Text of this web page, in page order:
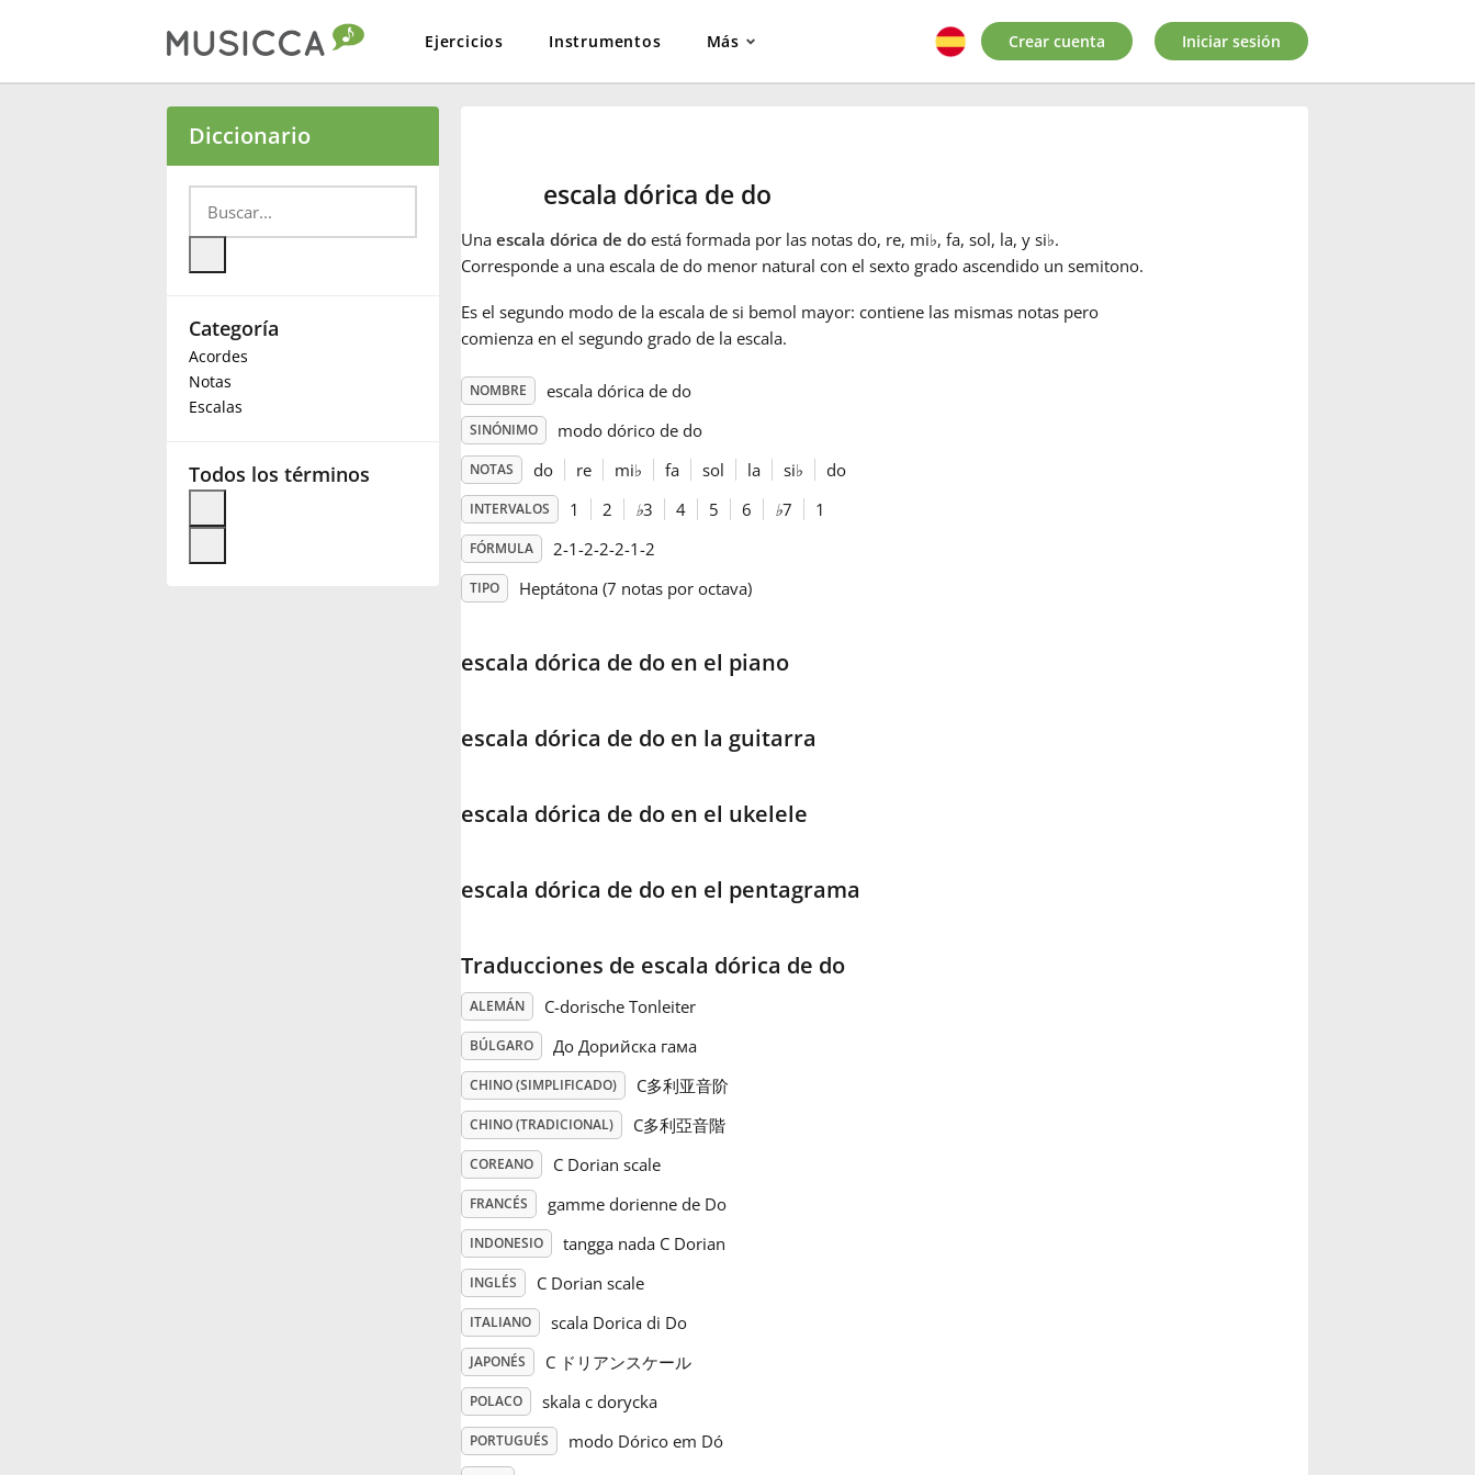
Ejercicios Instrumentos Más
Български
Deutsch
Español
Français
Crear cuenta Iniciar sesión
Diccionario
Categoría
Acordes
Notas
Escalas
Todos los términos
escala dórica de do
Una escala dórica de doestá formada por las notas do, re, mi♭, fa, sol, la, y si♭.
Corresponde a una escala de do menor natural con el sexto grado ascendido un semitono.
Es el segundo modo de la escala de si bemol mayor: contiene las mismas notas pero
comienza en el segundo grado de la escala.
NOMBRE escala dórica de do
SINÓNIMO modo dórico de do
NOTAS do re mi♭ fa sol la si♭ do
INTERVALOS 1 2 ♭3 4 5 6 ♭7 1
FÓRMULA 2-1-2-2-2-1-2
TIPO Heptátona (7 notas por octava)
escala dórica de do en el piano
escala dórica de do en la guitarra
escala dórica de do en el ukelele
escala dórica de do en el pentagrama
Traducciones de escala dórica de do
ALEMÁN C-dorische Tonleiter
BÚLGARO До Дорийска гама
CHINO (SIMPLIFICADO) C多利亚音阶
CHINO (TRADICIONAL) C多利亞音階
COREANO C Dorian scale
FRANCÉS gamme dorienne de Do
INDONESIO tangga nada C Dorian
INGLÉS C Dorian scale
ITALIANO scala Dorica di Do
JAPONÉS C ドリアンスケール
POLACO skala c dorycka
PORTUGUÉS modo Dórico em Dó